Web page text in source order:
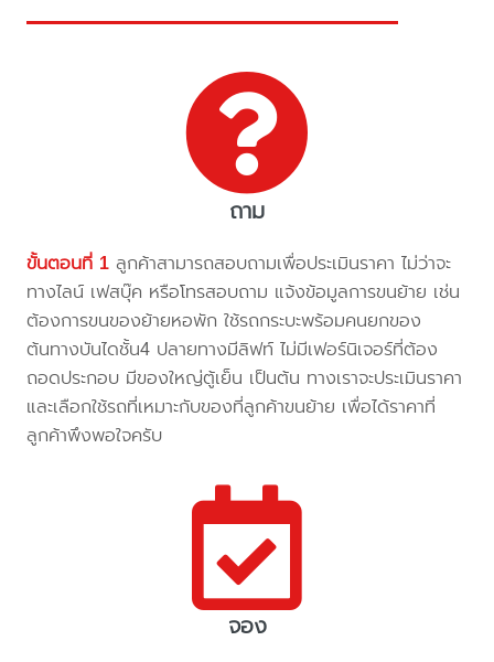
ถาม
ขั้นตอนที่ 1 ลูกค้าสามารถสอบถามเพื่อประเมินราคา ไม่ว่าจะ
ทางไลน์ เฟสบุ๊ค หรือโทรสอบถาม แจ้งข้อมูลการขนย้าย เช่น
ต้องการขนของย้ายหอพัก ใช้รถกระบะพร้อมคนยกของ
ต้นทางบันไดชั้น4 ปลายทางมีลิฟท์ ไม่มีเฟอร์นิเจอร์ที่ต้อง
ถอดประกอบ มีของใหญ่ตู้เย็น เป็นต้น ทางเราจะประเมินราคา
และเลือกใช้รถที่เหมาะกับของที่ลูกค้าขนย้าย เพื่อได้ราคาที่
ลูกค้าพึงพอใจครับ
จอง